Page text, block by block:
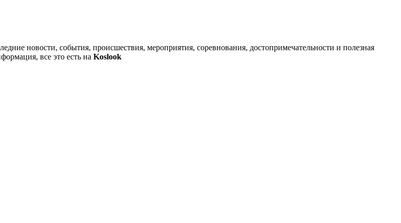
новости, события, происшествия, мероприятия, соревнования, достопримечательности и полезная
все это есть на Koslook